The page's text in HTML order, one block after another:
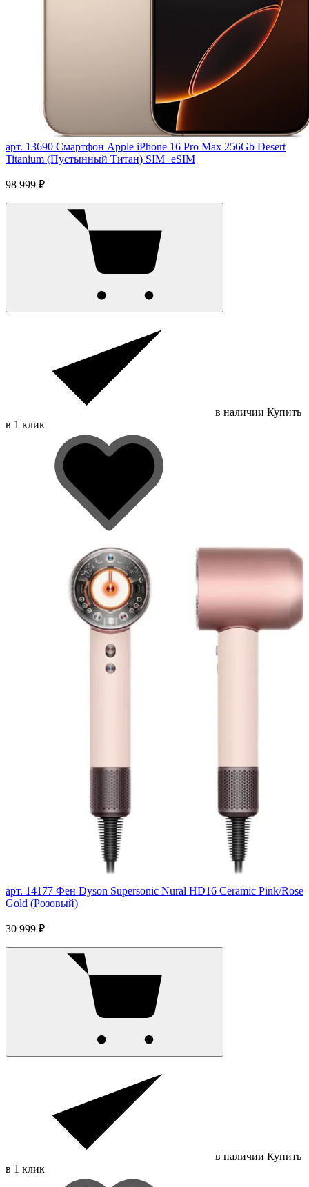
арт. 13690 Смартфон Apple iPhone 16 Pro Max 256Gb Desert
Titanium (Пустынный Титан) SIM+eSIM
98 999 ₽
в наличии Купить
в 1 клик
арт. 14177 Фен Dyson Supersonic Nural HD16 Ceramic Pink/Rose
Gold (Розовый)
30 999 ₽
в наличии Купить
в 1 клик